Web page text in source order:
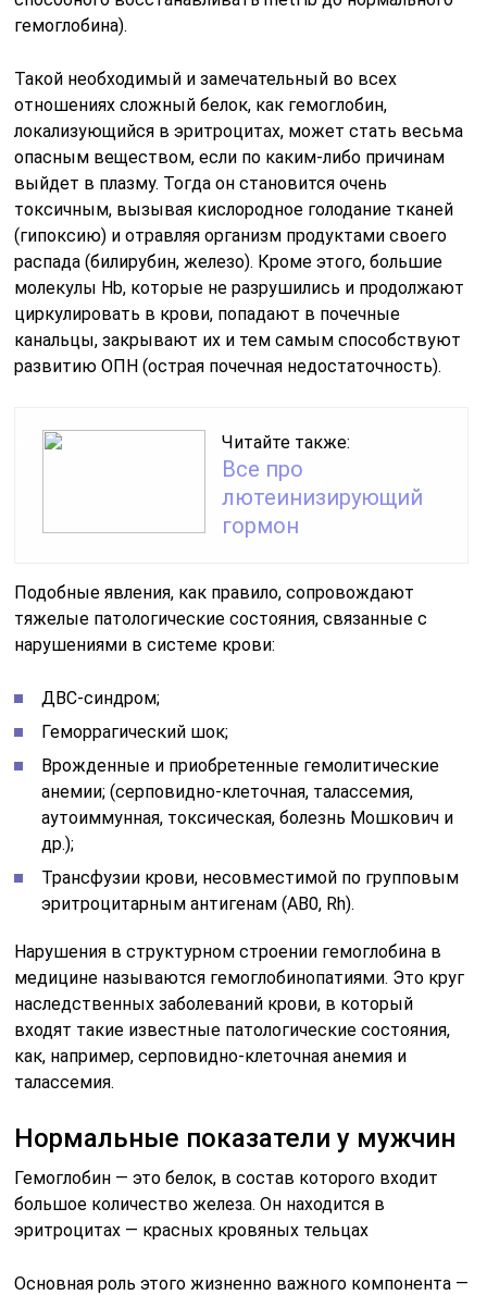
гемоглобина).
Такой необходимый и замечательный во всех
отношениях сложный белок, как гемоглобин,
локализующийся в эритроцитах, может стать весьма
опасным веществом, если по каким-либо причинам
выйдет в плазму. Тогда он становится очень
токсичным, вызывая кислородное голодание тканей
(гипоксию) и отравляя организм продуктами своего
распада (билирубин, железо). Кроме этого, большие
молекулы Hb, которые не разрушились и продолжают
циркулировать в крови, попадают в почечные
канальцы, закрывают их и тем самым способствуют
развитию ОПН (острая почечная недостаточность).
Читайте также:
Все про
лютеинизирующий
гормон
Подобные явления, как правило, сопровождают
тяжелые патологические состояния, связанные с
нарушениями в системе крови:
ДВС-синдром;
Геморрагический шок;
Врожденные и приобретенные гемолитические
анемии; (серповидно-клеточная, талассемия,
аутоиммунная, токсическая, болезнь Мошкович и
др.);
Трансфузии крови, несовместимой по групповым
эритроцитарным антигенам (АВ0, Rh).
Нарушения в структурном строении гемоглобина в
медицине называются гемоглобинопатиями. Это круг
наследственных заболеваний крови, в который
входят такие известные патологические состояния,
как, например, серповидно-клеточная анемия и
талассемия.
Нормальные показатели у мужчин
Гемоглобин — это белок, в состав которого входит
большое количество железа. Он находится в
эритроцитах — красных кровяных тельцах
Основная роль этого жизненно важного компонента —